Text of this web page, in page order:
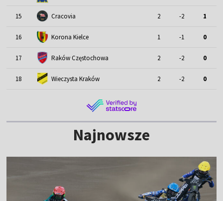
15 Cracovia 2 -2 1
16 Korona Kielce 1 -1 0
17 Raków Częstochowa 2 -2 0
18 Wieczysta Kraków 2 -2 0
Najnowsze